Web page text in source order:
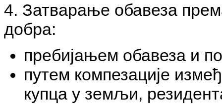
4. Затварање обавеза
добра:
пребијањем обавеза и
путем компезације
купца у земљи,